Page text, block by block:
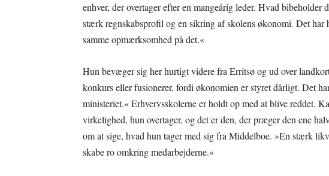
enhver, der overtager efter en mangeårig leder. Hvad bibeholder
stærk regnskabsprofil og en sikring af skolens økonomi. Det
samme opmærksomhed på det.«
Hun bevæger sig her hurtigt videre fra Erritsø og ud over
konkurs eller fusionerer, fordi økonomien er styret dårligt. Det
ministeriet.« Erhvervsskolerne er holdt op med at blive reddet.
virkelighed, hun overtager, og det er den, der præger den ene
om at sige, hvad hun tager med sig fra Middelboe. »En stærk
skabe ro omkring medarbejderne.«